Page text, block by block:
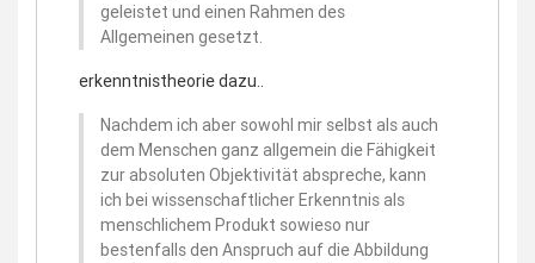
geleistet und einen Rahmen des
Allgemeinen gesetzt.
erkenntnistheorie dazu..
Nachdem ich aber sowohl mir selbst als auch
dem Menschen ganz allgemein die Fähigkeit
zur absoluten Objektivität abspreche, kann
ich bei wissenschaftlicher Erkenntnis als
menschlichem Produkt sowieso nur
bestenfalls den Anspruch auf die Abbildung